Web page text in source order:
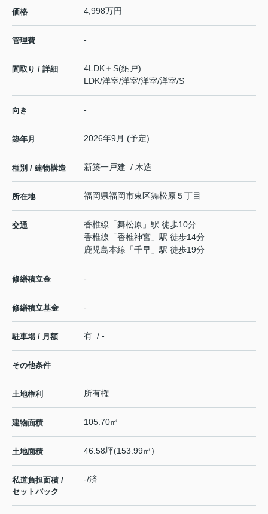
価格 4,998万円
管理費 -
間取り / 詳細
4LDK＋S(納戸)
LDK/洋室/洋室/洋室/洋室/S
向き -
築年月 2026年9月 (予定)
種別 / 建物構造 新築一戸建 / 木造
所在地 福岡県福岡市東区舞松原５丁目
交通 香椎線 「舞松原 」駅 徒歩10分
香椎線 「香椎神宮 」駅 徒歩14分
鹿児島本線 「千早 」駅 徒歩19分
修繕積立金 -
修繕積立基金 -
駐車場 / 月額 有 / -
その他条件
土地権利 所有権
建物面積 105.70㎡
土地面積 46.58坪(153.99㎡)
私道負担面積 /
セットバック
-/済